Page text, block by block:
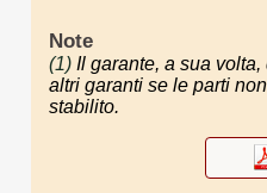
Note
(1) Il garante, a sua
altri garanti se le parti
stabilito.